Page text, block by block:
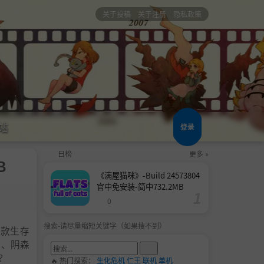
关于投稿 关于注册 隐私政策
登录
生存
阴森
日榜 更多 »
《满屋猫咪》-Build 24573804
官中免安装-简中732.2MB
0
搜索-请尽量缩短关键字（如果搜不到）
🔥 热门搜索： 生化危机仁王 联机单机